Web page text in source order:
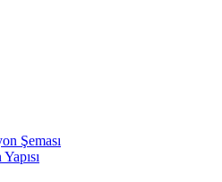
Şeması